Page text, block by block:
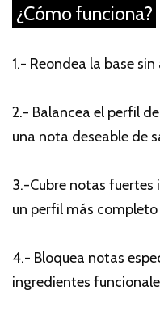
¿Cómo funciona?
1.- Reondea la base
2.- Balancea el perfil
una nota deseable de
3.-Cubre notas
un perfil más
4.- Bloquea notas
ingredientes